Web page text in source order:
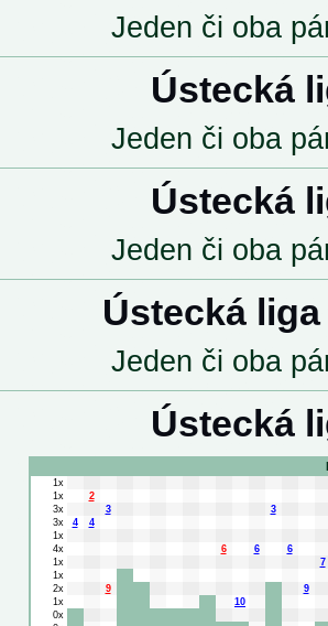
Jeden či oba
Ústecká
Jeden či oba
Ústecká
Jeden či oba
Ústecká
Jeden či oba
Ústecká
1x
1x
2
3x
3
3
3x
4
4
1x
4x
6 6
6
1x
7
1x
2x
9
9
1x
10
0x